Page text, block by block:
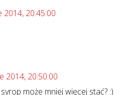
2014, 20:45:00
2014, 20:50:00
może mniej więcej stać? :)